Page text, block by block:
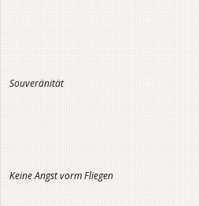
Souveränität
Keine Angst vorm Fliegen